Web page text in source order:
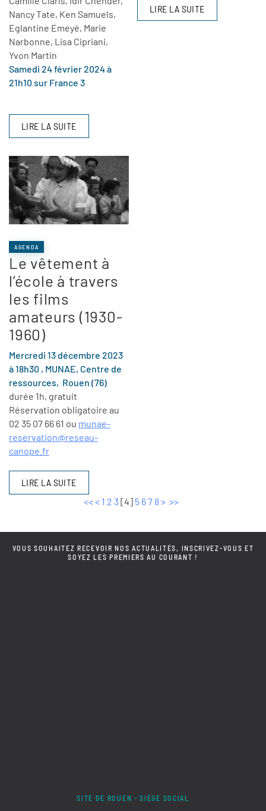
Nancy Tate, Ken Samuels,
Eglantine Emeyé, Marie
Narbonne, Lisa Cipriani,
Yvon Martin
Samedi 24 février 2024 à
21h10 sur France 3
LIRE LA SUITE
AGENDA
Le vêtement à
l’école à travers
les films
amateurs (1930-
1960)
Mercredi 13 décembre 2023
à 18h30 , MUNAE, Centre de
ressources, Rouen (76)
durée 1h, gratuit
Réservation obligatoire au
02 35 07 66 61 ou munae-
reservation@reseau-
canope.fr
LIRE LA SUITE
LIRE LA SUITE
<<< 1 2 3[4] 5 67 8> >>
VOUS SOUHAITEZ RECEVOIR NOS ACTUALITÉS, INSCRIVEZ-VOUS ET
SOYEZ LES PREMIERS AU COURANT !
SITE DE ROUEN - SIÈGE SOCIAL